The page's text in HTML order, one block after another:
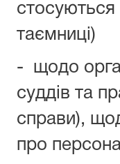
стосуються
таємниці)
- щодо
суддів та
справи),
про